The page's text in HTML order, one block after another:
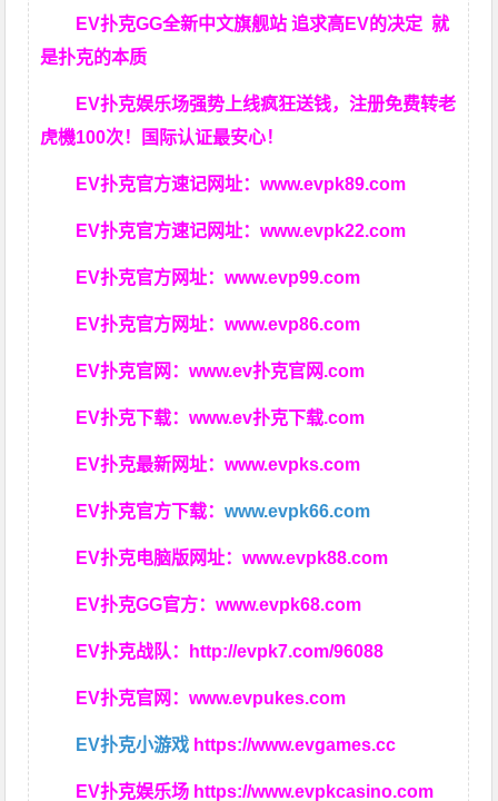
EV扑克GG全新中文旗舰站 追求高EV的决定就
是扑克的本质
EV扑克娱乐场强势上线疯狂送钱，注册免费转老
虎機100次！国际认证最安心！
EV扑克官方速记网址：www.evpk89.com
EV扑克官方速记网址：www.evpk22.com
EV扑克官方网址：www.evp99.com
EV扑克官方网址：www.evp86.com
EV扑克官网：www.ev扑克官网.com
EV扑克下载：www.ev扑克下载.com
EV扑克最新网址：www.evpks.com
EV扑克官方下载：www.evpk66.com
EV扑克电脑版网址：www.evpk88.com
EV扑克GG官方：www.evpk68.com
EV扑克战队： http://evpk7.com/96088
EV扑克官网：www.evpukes.com
EV扑克小游戏 https://www.evgames.cc
EV扑克娱乐场 https://www.evpkcasino.com